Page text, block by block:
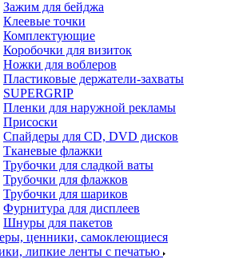
Зажим для бейджа
Клеевые точки
Комплектующие
Коробочки для визиток
Ножки для воблеров
Пластиковые держатели-захваты
SUPERGRIP
Пленки для наружной рекламы
Присоски
Спайдеры для CD, DVD дисков
Тканевые флажки
Трубочки для сладкой ваты
Трубочки для флажков
Трубочки для шариков
Фурнитура для дисплеев
Шнуры для пакетов
ценники, самоклеющиеся
липкие ленты с печатью